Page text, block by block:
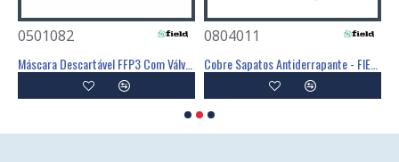
0501082 0804011